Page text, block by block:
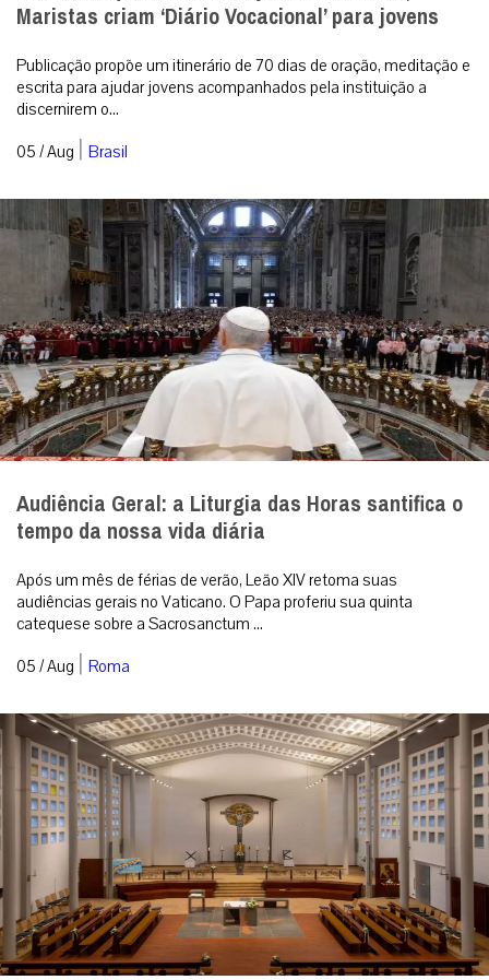
Maristas criam ‘Diário Vocacional’ para jovens
Publicação propõe um itinerário de 70 dias de oração, meditação e
escrita para ajudar jovens acompanhados pela instituição a
discernirem o...
05 / Aug | Brasil
Audiência Geral: a Liturgia das Horas santifica o
tempo da nossa vida diária
Após um mês de férias de verão, Leão XIV retoma suas
audiências gerais no Vaticano. O Papa proferiu sua quinta
catequese sobre a Sacrosanctum ...
05 / Aug | Roma